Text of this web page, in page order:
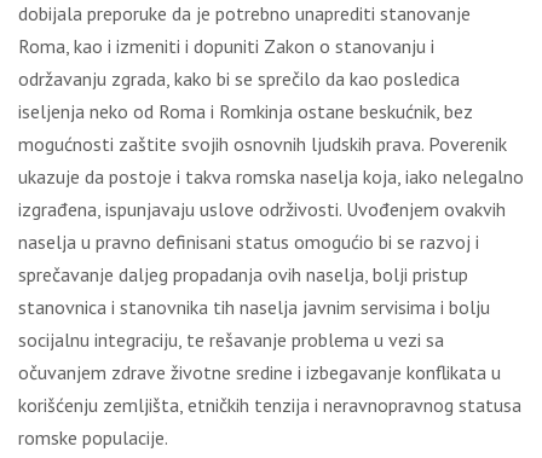
dobijala preporuke da je potrebno unaprediti stanovanje
Roma, kao i izmeniti i dopuniti Zakon o stanovanju i
održavanju zgrada, kako bi se sprečilo da kao posledica
iseljenja neko od Roma i Romkinja ostane beskućnik, bez
mogućnosti zaštite svojih osnovnih ljudskih prava. Poverenik
ukazuje da postoje i takva romska naselja koja, iako nelegalno
izgrađena, ispunjavaju uslove održivosti. Uvođenjem ovakvih
naselja u pravno definisani status omogućio bi se razvoj i
sprečavanje daljeg propadanja ovih naselja, bolji pristup
stanovnica i stanovnika tih naselja javnim servisima i bolju
socijalnu integraciju, te rešavanje problema u vezi sa
očuvanjem zdrave životne sredine i izbegavanje konflikata u
korišćenju zemljišta, etničkih tenzija i neravnopravnog statusa
romske populacije.